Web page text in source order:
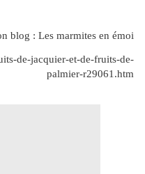
blog : Les marmites en émoi
de-jacquier-et-de-fruits-de-
palmier-r29061.htm